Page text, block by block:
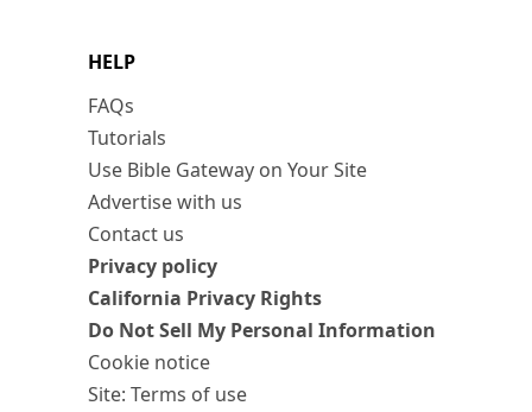
HELP
FAQs
Tutorials
Use Bible Gateway on Your Site
Advertise with us
Contact us
Privacy policy
California Privacy Rights
Do Not Sell My Personal Information
Cookie notice
Site: Terms of use